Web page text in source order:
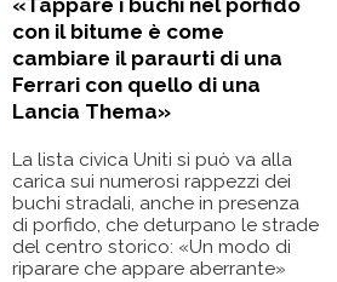
«Tappare i buchi nel porfido
con il bitume è come
cambiare il paraurti di una
Ferrari con quello di una
Lancia Thema»
La lista civica Uniti si può va alla
carica sui numerosi rappezzi dei
buchi stradali, anche in presenza
di porfido, che deturpano le strade
del centro storico: «Un modo di
riparare che appare aberrante»